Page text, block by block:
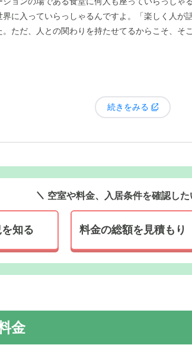
に入っていらっしゃるんですよ。「楽しく人が
ただ、人との関わりを持たせてるからこそ、そ
続きをみる
空室や料金、入居条件を確認し
知る 料金の総額を見積もり
金